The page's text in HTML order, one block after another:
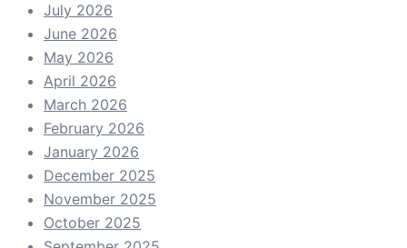
July 2026
June 2026
May 2026
April 2026
March 2026
February 2026
January 2026
December 2025
November 2025
October 2025